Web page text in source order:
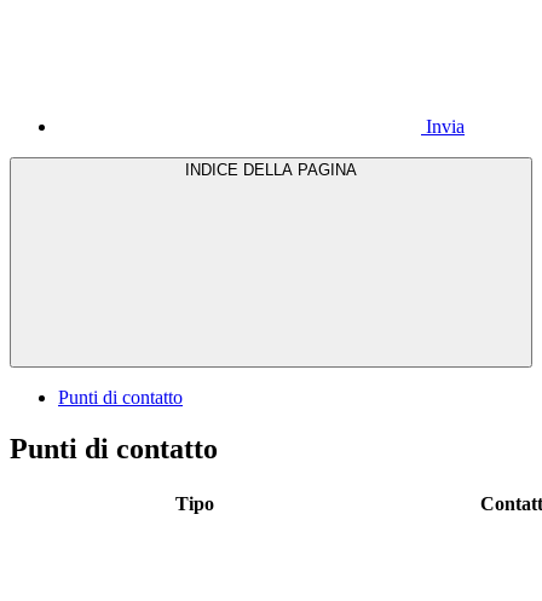
Invia
Punti di contatto
Punti di contatto
Tipo